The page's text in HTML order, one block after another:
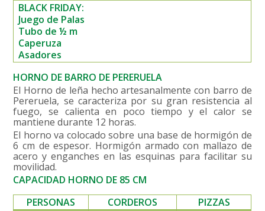
BLACK FRIDAY:
Juego de Palas
Tubo de ½ m
Caperuza
Asadores
HORNO DE BARRO DE PERERUELA
El Horno de leña hecho artesanalmente con barro de
Pereruela, se caracteriza por su gran resistencia al
fuego, se calienta en poco tiempo y el calor se
mantiene durante 12 horas.
El horno va colocado sobre una base de hormigón de
6 cm de espesor. Hormigón armado con mallazo de
acero y enganches en las esquinas para facilitar su
movilidad.
CAPACIDAD HORNO DE 85 CM
PERSONAS
CORDEROS
PIZZAS